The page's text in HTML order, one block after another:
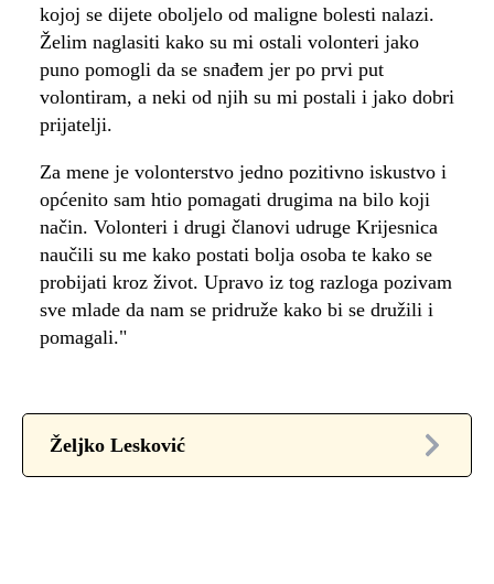
kojoj se dijete oboljelo od maligne bolesti nalazi.
Želim naglasiti kako su mi ostali volonteri jako
puno pomogli da se snađem jer po prvi put
volontiram, a neki od njih su mi postali i jako dobri
prijatelji.
Za mene je volonterstvo jedno pozitivno iskustvo i
općenito sam htio pomagati drugima na bilo koji
način. Volonteri i drugi članovi udruge Krijesnica
naučili su me kako postati bolja osoba te kako se
probijati kroz život. Upravo iz tog razloga pozivam
sve mlade da nam se pridruže kako bi se družili i
pomagali."
Željko Lesković